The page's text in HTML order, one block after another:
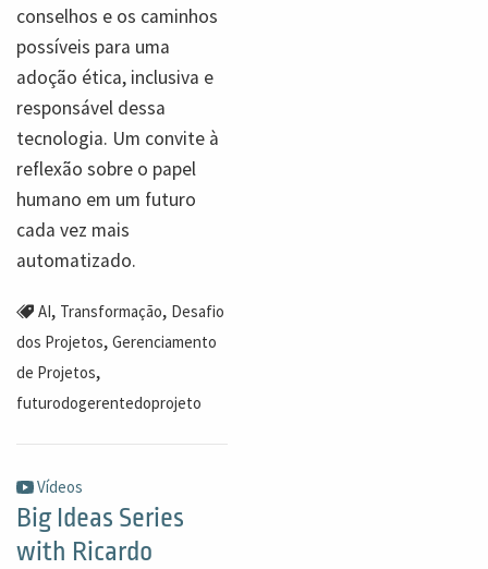
conselhos e os caminhos
possíveis para uma
adoção ética, inclusiva e
responsável dessa
tecnologia. Um convite à
reflexão sobre o papel
humano em um futuro
cada vez mais
automatizado.
AI, Transformação, Desafio
dos Projetos, Gerenciamento
de Projetos,
futurodogerentedoprojeto
Vídeos
Big Ideas Series
with Ricardo